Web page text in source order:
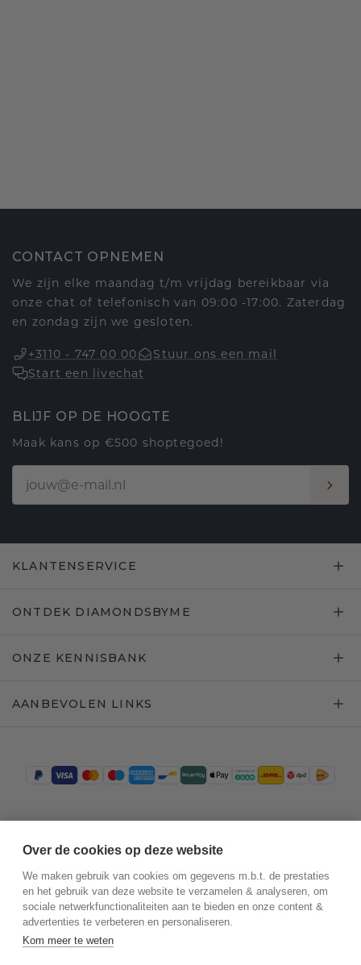
CONTACT OPNEMEN
We zijn elke maandag t/m vrijdag bereikbaar via
onze chat of telefonisch van 09:00 -17:00. Zaterdag
en zondag zijn we gesloten.
+3110 - 747 00 00
Stuur ons een mail
Start een livechat
BLIJF OP DE HOOGTE
Maak kans op €500 shoptegoed!
KLANTENSERVICE
ONTDEK DIAMONDSBYME
ONZE KENNISBANK
AANBEVOLEN LINKS
Over de cookies op deze website
We maken gebruik van cookies om gegevens m.b.t. de prestaties
en het gebruik van deze website te verzamelen & analyseren, om
sociale netwerkfunctionaliteiten aan te bieden en onze content &
advertenties te verbeteren en personaliseren.
Kom meer te weten